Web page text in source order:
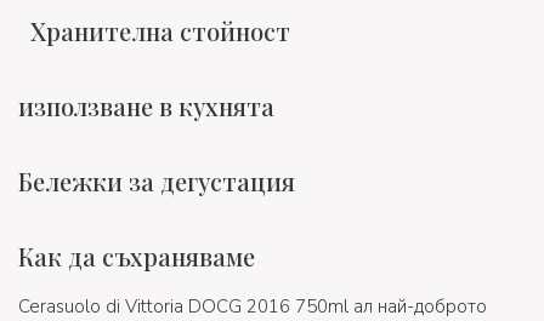
Хранителна стойност
използване в кухнята
Бележки за дегустация
Как да съхраняваме
Cerasuolo di Vittoria DOCG 2016 750ml ал най-доброто